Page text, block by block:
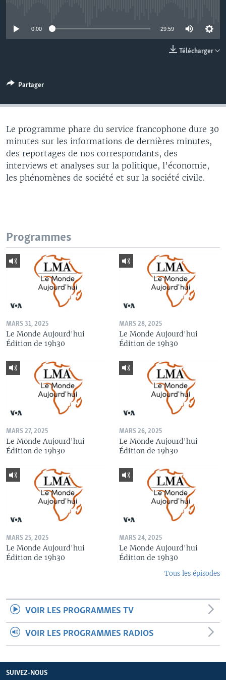
0:00 29:59
Télécharger
Partager
Le programme phare du service francophone dure 30
minutes sur les informations de dernières minutes,
des reportages de nos correspondants, des
interviews et analyses sur la politique, l’économie,
les phénomènes de société et sur la société civile.
Programmes
MARS 31, 2025
Le Monde Aujourd'hui
Édition de 19h30
MARS 28, 2025
Le Monde Aujourd'hui
Édition de 19h30
MARS 27, 2025
Le Monde Aujourd'hui
Édition de 19h30
MARS 26, 2025
Le Monde Aujourd'hui
Édition de 19h30
MARS 25, 2025
Le Monde Aujourd'hui
Édition de 19h30
MARS 24, 2025
Le Monde Aujourd'hui
Édition de 19h30
Tous les épisodes
VOIR LES PROGRAMMES TV
VOIR LES PROGRAMMES RADIOS
SUIVEZ-NOUS